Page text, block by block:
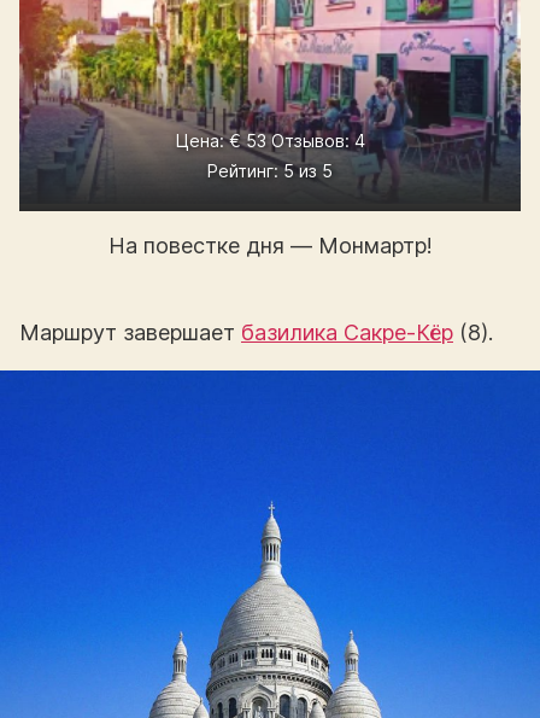
Цена: € 53 Отзывов: 4
Рейтинг: 5 из 5
На повестке дня — Монмартр!
Маршрут завершает базилика Сакре-Кёр (8).